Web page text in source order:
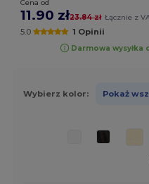
Cena od
11.90 zł23.84 zł Łącznie z
5.0 1 Opinii
Darmowa wysyłka
Wybierz kolor: Pokaż